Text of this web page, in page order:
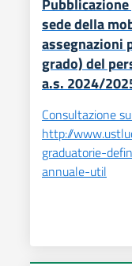
sede della
assegnazioni
grado) del
a.s. 2024/
Consultazione
http://
graduatorie-
annuale-util